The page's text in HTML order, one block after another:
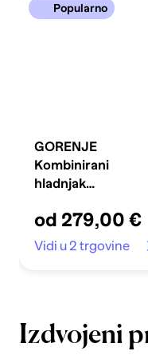
Popularno
GORENJE
Kombinirani
hladnjak
od 279,00 €
Vidi u 2 trgovine
Izdvojeni